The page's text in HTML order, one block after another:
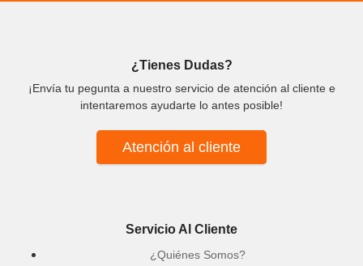
¿Tienes Dudas?
¡Envía tu pegunta a nuestro servicio de atención al cliente e
intentaremos ayudarte lo antes posible!
Atención al cliente
Servicio Al Cliente
¿Quiénes Somos?